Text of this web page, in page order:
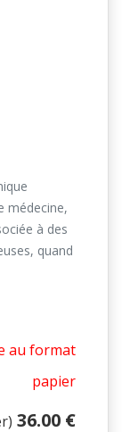
médecine,
à des
quand
au format
papier
36.00 €